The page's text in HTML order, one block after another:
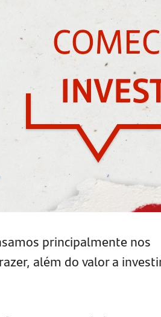
principalmente nos
além do valor a